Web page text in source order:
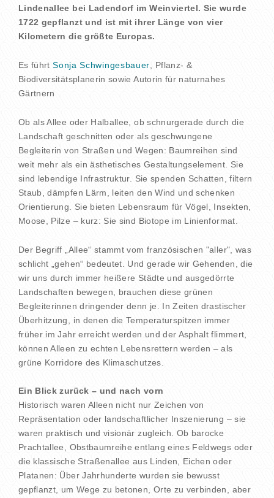
Lindenallee bei Ladendorf im Weinviertel. Sie wurde
1722 gepflanzt und ist mit ihrer Länge von vier
Kilometern die größte Europas.
Es führtSonja Schwingesbauer , Pflanz- &
Biodiversitätsplanerin sowie Autorin für naturnahes
Gärtnern
Ob als Allee oder Halballee, ob schnurgerade durch die
Landschaft geschnitten oder als geschwungene
Begleiterin von Straßen und Wegen: Baumreihen sind
weit mehr als ein ästhetisches Gestaltungselement. Sie
sind lebendige Infrastruktur. Sie spenden Schatten, filtern
Staub, dämpfen Lärm, leiten den Wind und schenken
Orientierung. Sie bieten Lebensraum für Vögel, Insekten,
Moose, Pilze – kurz: Sie sind Biotope im Linienformat.
Der Begriff „Allee“ stammt vom französischen "aller", was
schlicht „gehen“ bedeutet. Und gerade wir Gehenden, die
wir uns durch immer heißere Städte und ausgedörrte
Landschaften bewegen, brauchen diese grünen
Begleiterinnen dringender denn je. In Zeiten drastischer
Überhitzung, in denen die Temperaturspitzen immer
früher im Jahr erreicht werden und der Asphalt flimmert,
können Alleen zu echten Lebensrettern werden – als
grüne Korridore des Klimaschutzes.
Ein Blick zurück – und nach vorn
Historisch waren Alleen nicht nur Zeichen von
Repräsentation oder landschaftlicher Inszenierung – sie
waren praktisch und visionär zugleich. Ob barocke
Prachtallee, Obstbaumreihe entlang eines Feldwegs oder
die klassische Straßenallee aus Linden, Eichen oder
Platanen: Über Jahrhunderte wurden sie bewusst
gepflanzt, um Wege zu betonen, Orte zu verbinden, aber